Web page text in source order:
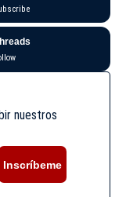
nuestros
Inscríbeme